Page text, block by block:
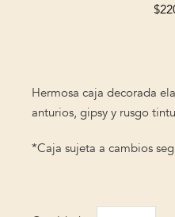
$
Hermosa caja decorada
anturios, gipsy y rusgo
*Caja sujeta a cambios